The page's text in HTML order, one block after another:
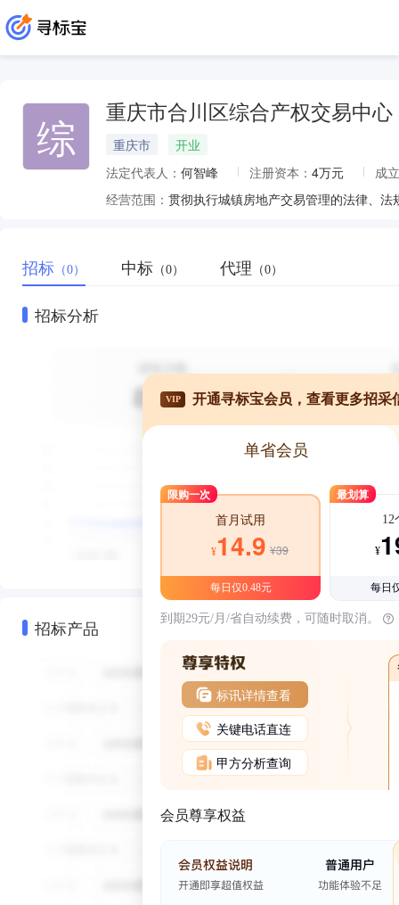
综 重庆市合川区综合产权交易中心
重庆市
开业
法定代表人： 何智峰 注册资本： 4万元
成
经营范围：
招标 （0） 中标 （0） 代理 （0）
招标分析
招标产品
VIP 开通寻标宝会员，查看更多招采
单省会员
限购一次
首月试用
¥14.9 ¥39
每日仅0.48元
最划算
12
¥
每日
到期29元/月/省自动续费，可随时取消。
标讯详情查看
关键电话直连
甲方分析查询
会员尊享权益